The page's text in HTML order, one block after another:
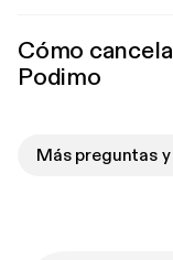
Cómo
Podimo
Más preguntas